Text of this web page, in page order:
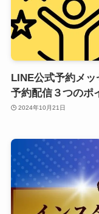
LINE公式予約メッ
予約配信３つのポ
2024年10月21日